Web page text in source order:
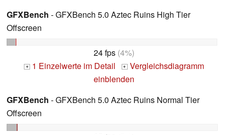
GFXBench - GFXBench 5.0 Aztec Ruins High Tier
Offscreen
24 fps (4%)
+ 1 Einzelwerte im Detail + Vergleichsdiagramm
einblenden
GFXBench - GFXBench 5.0 Aztec Ruins Normal Tier
Offscreen